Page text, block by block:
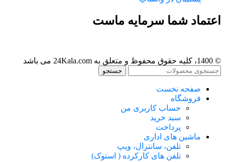
اعتماد شما سرمایه ماست
© 1400، کلیه حقوق محفوظ و متعلق به 24Kala.com می باشد
جستجو
صفحه نخست
فروشگاه
حساب کاربری من
سبد خرید
پرداخت
ماشین های اداری
تلفن، سانترال، ویپ
تلفن های کارکرده ( استوک)